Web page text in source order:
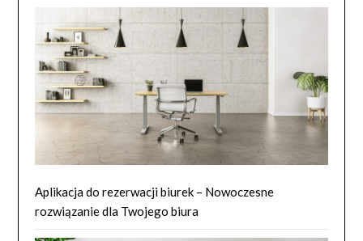
Aplikacja do rezerwacji biurek – Nowoczesne
rozwiązanie dla Twojego biura